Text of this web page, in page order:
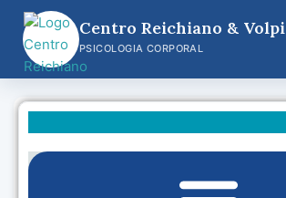
Pular
para
conteúdo
Centro Reichiano & Volpi
PSICOLOGIA CORPORAL